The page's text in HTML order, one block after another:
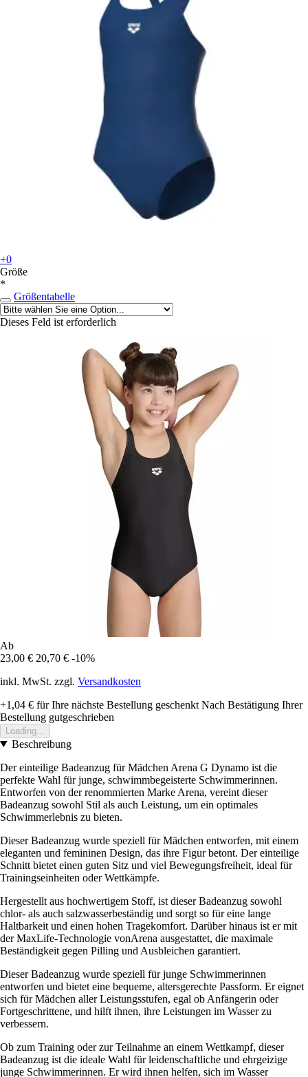
+0
Größe
*
Größentabelle
Dieses Feld ist erforderlich
Ab
23,00 € 20,70 € -10%
inkl. MwSt. zzgl. Versandkosten
+1,04 € für Ihre nächste Bestellung geschenkt Nach Bestätigung Ihrer
Bestellung gutgeschrieben
Loading...
Beschreibung
Der einteilige Badeanzug für Mädchen Arena G Dynamo ist die
perfekte Wahl für junge, schwimmbegeisterte Schwimmerinnen.
Entworfen von der renommierten Marke Arena, vereint dieser
Badeanzug sowohl Stil als auch Leistung, um ein optimales
Schwimmerlebnis zu bieten.
Dieser Badeanzug wurde speziell für Mädchen entworfen, mit einem
eleganten und femininen Design, das ihre Figur betont. Der einteilige
Schnitt bietet einen guten Sitz und viel Bewegungsfreiheit, ideal für
Trainingseinheiten oder Wettkämpfe.
Hergestellt aus hochwertigem Stoff, ist dieser Badeanzug sowohl
chlor- als auch salzwasserbeständig und sorgt so für eine lange
Haltbarkeit und einen hohen Tragekomfort. Darüber hinaus ist er mit
der MaxLife-Technologie vonArena ausgestattet, die maximale
Beständigkeit gegen Pilling und Ausbleichen garantiert.
Dieser Badeanzug wurde speziell für junge Schwimmerinnen
entworfen und bietet eine bequeme, altersgerechte Passform. Er eignet
sich für Mädchen aller Leistungsstufen, egal ob Anfängerin oder
Fortgeschrittene, und hilft ihnen, ihre Leistungen im Wasser zu
verbessern.
Ob zum Training oder zur Teilnahme an einem Wettkampf, dieser
Badeanzug ist die ideale Wahl für leidenschaftliche und ehrgeizige
junge Schwimmerinnen. Er wird ihnen helfen, sich im Wasser